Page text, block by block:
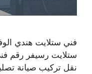
فني ستلايت هندي
نقل تركيب صيانة